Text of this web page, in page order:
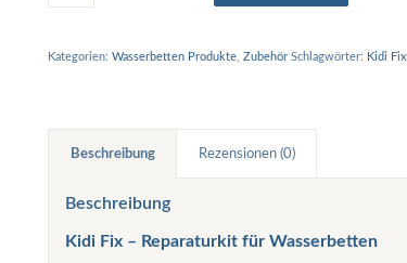
Kategorien:Wasserbetten Produkte ,Zubehör Schlagwörter: Kidi Fix
Beschreibung Rezensionen (0)
Beschreibung
Kidi Fix – Reparaturkit für Wasserbetten